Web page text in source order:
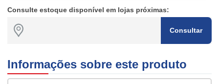
Consulte estoque disponível em lojas próximas:
Consultar
Informações sobre este produto